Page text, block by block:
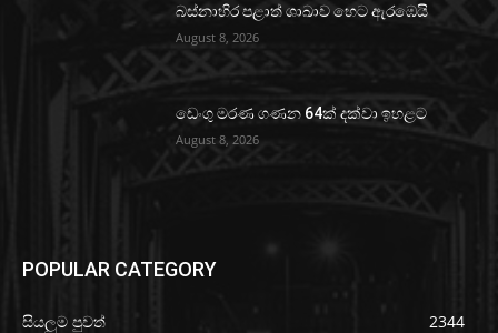
බස්නාහිර පළාත් ශාඛාව හෙට ඇරඹෙයි
August 8, 2026
ඩෙංගු මරණ ගණන 64ක් දක්වා ඉහළට
August 8, 2026
POPULAR CATEGORY
සියලුම පුවත්
2344